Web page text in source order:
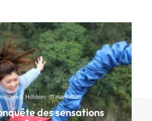
read Hobbies 11 mars 2026
des sensations
Mentions Légales Sitemap